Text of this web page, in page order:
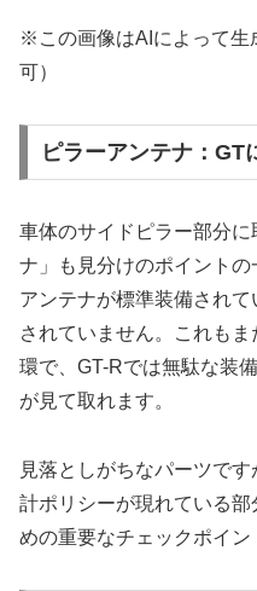
※この画像はAIによって生
可）
ピラーアンテナ：GT
車体のサイドピラー部分
ナ」も見分けのポイント
アンテナが標準装備され
されていません。これも
環で、GT-Rでは無駄な装
が見て取れます。
見落としがちなパーツで
計ポリシーが現れている
めの重要なチェックポイン